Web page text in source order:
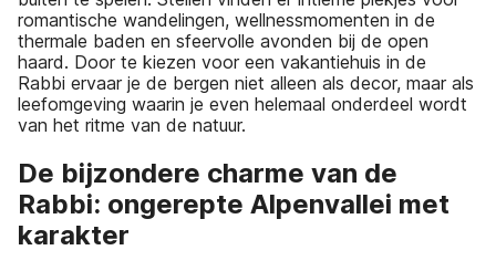
romantische wandelingen, wellnessmomenten in de
thermale baden en sfeervolle avonden bij de open
haard. Door te kiezen voor een vakantiehuis in de
Rabbi ervaar je de bergen niet alleen als decor, maar als
leefomgeving waarin je even helemaal onderdeel wordt
van het ritme van de natuur.
De bijzondere charme van de
Rabbi: ongerepte Alpenvallei met
karakter